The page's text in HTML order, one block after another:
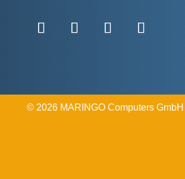
© 2026 MARINGO Computers GmbH